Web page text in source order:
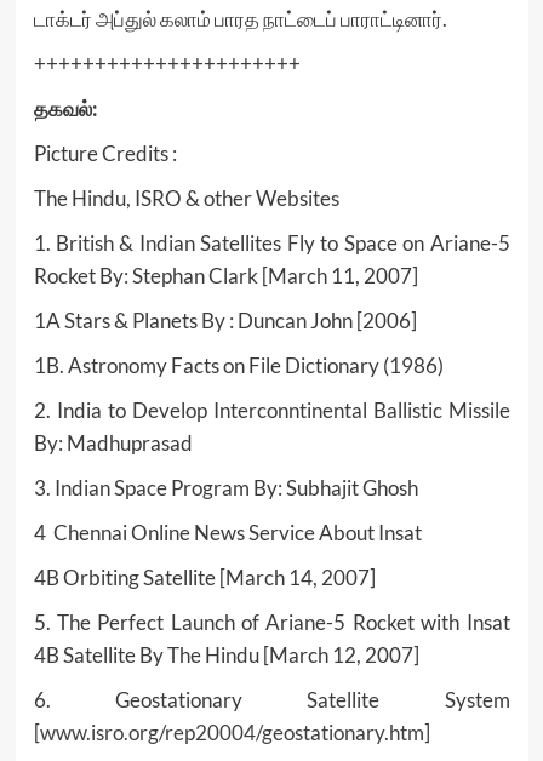
டாக்டர் அப்துல் கலாம் பாரத நாட்டைப் பாராட்டினார்.
++++++++++++++++++++++
தகவல்:
Picture Credits :
The Hindu, ISRO & other Websites
1. British & Indian Satellites Fly to Space on Ariane-5
Rocket By: Stephan Clark [March 11, 2007]
1A Stars & Planets By : Duncan John [2006]
1B. Astronomy Facts on File Dictionary (1986)
2. India to Develop Interconntinental Ballistic Missile
By: Madhuprasad
3. Indian Space Program By: Subhajit Ghosh
4 Chennai Online News Service About Insat
4B Orbiting Satellite [March 14, 2007]
5. The Perfect Launch of Ariane-5 Rocket with Insat
4B Satellite By The Hindu [March 12, 2007]
6. Geostationary Satellite System
[www.isro.org/rep20004/geostationary.htm]